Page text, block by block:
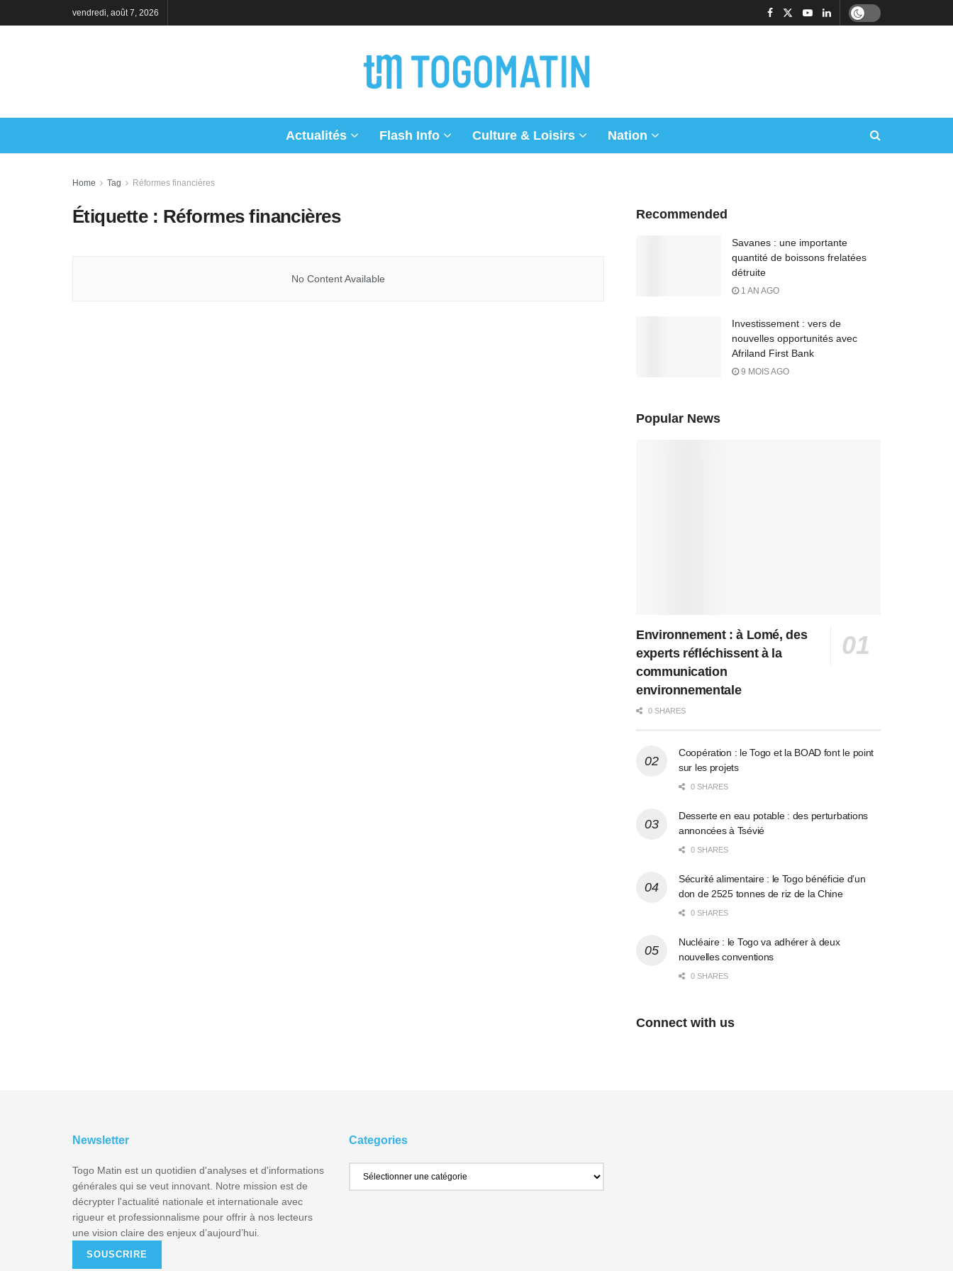
vendredi, août 7, 2026
Actualités Flash Info Culture & Loisirs Nation
Home Tag Réformes financières
Étiquette : Réformes financières
No Content Available
Recommended
Savanes : une importante
quantité de boissons frelatées
détruite
1 AN AGO
Investissement : vers de
nouvelles opportunités avec
Afriland First Bank
9 MOIS AGO
Popular News
Environnement : à Lomé, des
experts réfléchissent à la
communication
environnementale
0 SHARES
Coopération : le Togo et la BOAD font le point
sur les projets
0 SHARES
Desserte en eau potable : des perturbations
annoncées à Tsévié
0 SHARES
Sécurité alimentaire : le Togo bénéficie d’un
don de 2525 tonnes de riz de la Chine
0 SHARES
Nucléaire : le Togo va adhérer à deux
nouvelles conventions
0 SHARES
Connect with us
Newsletter
Togo Matin est un quotidien d'analyses et d'informations
générales qui se veut innovant. Notre mission est de
décrypter l'actualité nationale et internationale avec
rigueur et professionnalisme pour offrir à nos lecteurs
une vision claire des enjeux d’aujourd’hui.
SOUSCRIRE
Categories